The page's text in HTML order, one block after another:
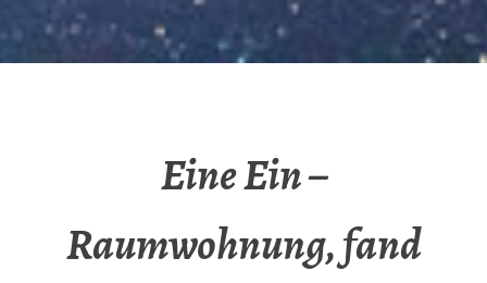
Eine Ein –
Raumwohnung, fand